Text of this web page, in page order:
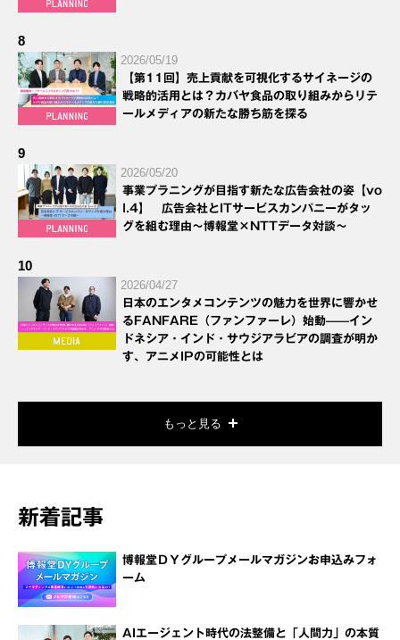
8
2026/05/19
【第11回】売上貢献を可視化するサイネージの
戦略的活用とは？カバヤ食品の取り組みからリテ
ールメディアの新たな勝ち筋を探る
9
2026/05/20
事業プラニングが目指す新たな広告会社の姿【vo
l.4】 広告会社とITサービスカンパニーがタッ
グを組む理由～博報堂×NTTデータ対談～
10
2026/04/27
日本のエンタメコンテンツの魅力を世界に響かせ
るFANFARE（ファンファーレ）始動——イン
ドネシア・インド・サウジアラビアの調査が明か
す、アニメIPの可能性とは
もっと見る
新着記事
博報堂ＤＹグループメールマガジンお申込みフォ
ーム
AIエージェント時代の法整備と「人間力」の本質